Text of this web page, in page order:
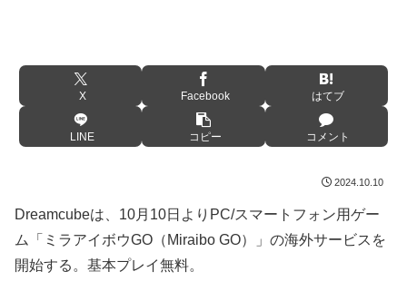
X Facebook はてブ
LINE コピー コメント
2024.10.10
Dreamcubeは、10月10日よりPC/スマートフォン用ゲー
ム「ミラアイボウGO（Miraibo GO）」の海外サービスを
開始する。基本プレイ無料。